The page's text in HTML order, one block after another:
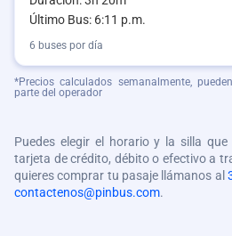
Último Bus: 6:11 p.m.
6 buses por día
*Precios calculados semanalmente,
parte del operador
Puedes elegir el horario y la silla
tarjeta de crédito, débito o efectivo a
quieres comprar tu pasaje llámanos al
contactenos@pinbus.com.